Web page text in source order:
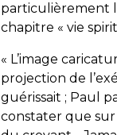
particulièrement
chapitre « vie
« L’image
projection de
guérissait ; Paul
constater que